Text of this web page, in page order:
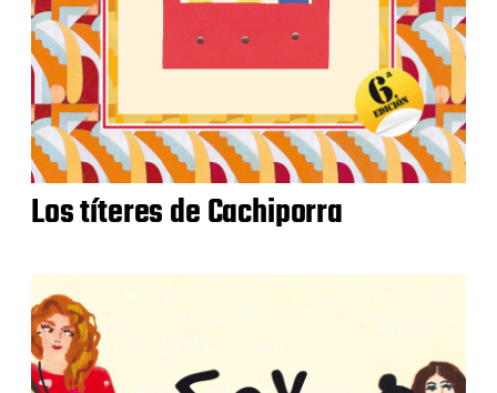
Los títeres de Cachiporra